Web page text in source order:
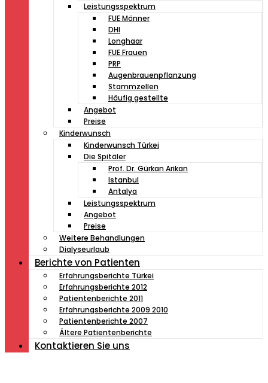
Leistungsspektrum
FUE Männer
DHI
Longhaar
FUE Frauen
PRP
Augenbrauenpflanzung
Stammzellen
Häufig gestellte
Angebot
Preise
Kinderwunsch
Kinderwunsch Türkei
Die Spitäler
Prof. Dr. Gürkan Arikan
Istanbul
Antalya
Leistungsspektrum
Angebot
Preise
Weitere Behandlungen
Dialyseurlaub
Berichte von Patienten
Erfahrungsberichte Türkei
Erfahrungsberichte 2012
Patientenberichte 2011
Erfahrungsberichte 2009 2010
Patientenberichte 2007
Ältere Patientenberichte
Kontaktieren Sie uns